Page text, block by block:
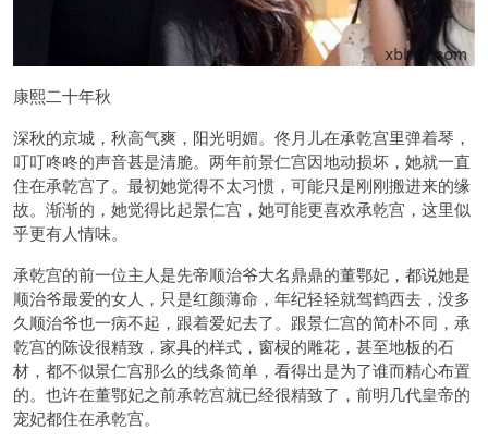
康熙二十年秋
深秋的京城，秋高气爽，阳光明媚。佟月儿在承乾宫里弹着琴，
叮叮咚咚的声音甚是清脆。两年前景仁宫因地动损坏，她就一直
住在承乾宫了。最初她觉得不太习惯，可能只是刚刚搬进来的缘
故。渐渐的，她觉得比起景仁宫，她可能更喜欢承乾宫，这里似
乎更有人情味。
承乾宫的前一位主人是先帝顺治爷大名鼎鼎的董鄂妃，都说她是
顺治爷最爱的女人，只是红颜薄命，年纪轻轻就驾鹤西去，没多
久顺治爷也一病不起，跟着爱妃去了。跟景仁宫的简朴不同，承
乾宫的陈设很精致，家具的样式，窗棂的雕花，甚至地板的石
材，都不似景仁宫那么的线条简单，看得出是为了谁而精心布置
的。也许在董鄂妃之前承乾宫就已经很精致了，前明几代皇帝的
宠妃都住在承乾宫。